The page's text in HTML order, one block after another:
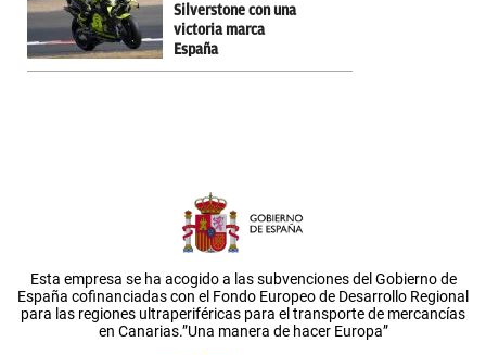
Silverstone con una
victoria marca
España
Esta empresa se ha acogido a las subvenciones del Gobierno de
España cofinanciadas con el Fondo Europeo de Desarrollo Regional
para las regiones ultraperiféricas para el transporte de mercancías
en Canarias.”Una manera de hacer Europa”